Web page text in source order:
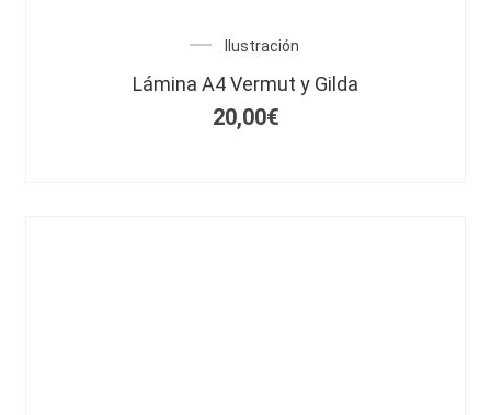
Ilustración
Lámina A4 Vermut y Gilda
20,00€